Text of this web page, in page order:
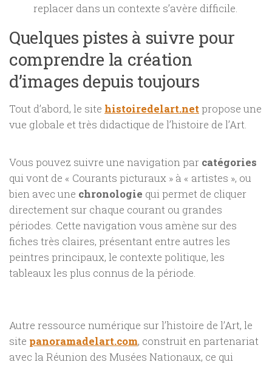
replacer dans un contexte s’avère difficile.
Quelques pistes à suivre pour
comprendre la création
d’images depuis toujours
Tout d’abord, le site histoiredelart.netpropose une
vue globale et très didactique de l’histoire de l’Art.
Vous pouvez suivre une navigation par catégories
qui vont de « Courants picturaux » à « artistes », ou
bien avec une chronologie qui permet de cliquer
directement sur chaque courant ou grandes
périodes. Cette navigation vous amène sur des
fiches très claires, présentant entre autres les
peintres principaux, le contexte politique, les
tableaux les plus connus de la période.
Autre ressource numérique sur l’histoire de l’Art, le
site panoramadelart.com, construit en partenariat
avec la Réunion des Musées Nationaux, ce qui